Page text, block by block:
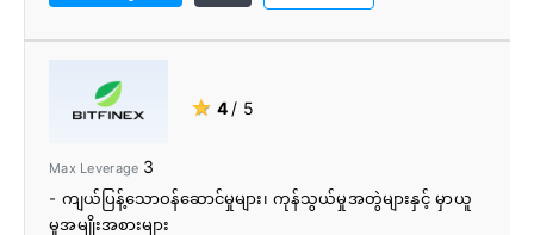
★ 4 / 5
Max Leverage 3
- ကျယ်ပြန့်သောဝန်ဆောင်မှုများ၊ ကုန်သွယ်မှုအတွဲများနှင့် မှာယူ
မှုအမျိုးအစားများ